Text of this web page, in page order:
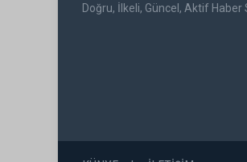
Doğru, İlkeli, Güncel, Aktif Haber